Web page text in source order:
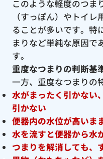
このような軽度のつま
（すっぽん）やトイ
ることが多いです。特
まりなど単純な原因で
す。
重度なつまりの判断基
一方、重度なつまりの
水がまったく引かない
引かない
便器内の水位が高いま
水を流すと便器から水
つまりを解消しても、